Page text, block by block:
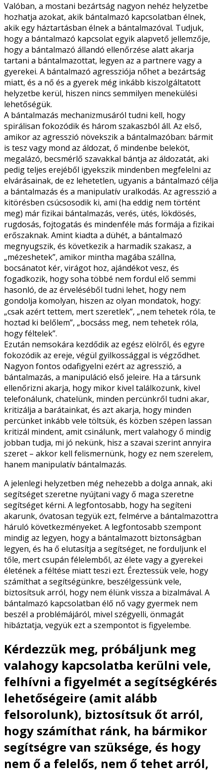
Valóban, a mostani bezártság nagyon nehéz helyzetbe
hozhatja azokat, akik bántalmazó kapcsolatban élnek,
akik egy háztartásban élnek a bántalmazóval. Tudjuk,
hogy a bántalmazó kapcsolat egyik alapvető jellemzője,
hogy a bántalmazó állandó ellenőrzése alatt akarja
tartani a bántalmazottat, legyen az a partnere vagy a
gyerekei. A bántalmazó agressziója nőhet a bezártság
miatt, és a nő és a gyerek még inkább kiszolgáltatott
helyzetbe kerül, hiszen nincs semmilyen menekülési
lehetőségük.
A bántalmazás mechanizmusáról tudni kell, hogy
spirálisan fokozódik és három szakaszból áll. Az első,
amikor az agresszió növekszik a bántalmazóban: bármit
is tesz vagy mond az áldozat, ő mindenbe beleköt,
megalázó, becsmérlő szavakkal bántja az áldozatát, aki
pedig teljes erejéből igyekszik mindenben megfelelni az
elvárásainak, de ez lehetetlen, ugyanis a bántalmazó célja
a bántalmazás és a manipulatív uralkodás. Az agresszió a
kitörésben csúcsosodik ki, ami (ha eddig nem történt
meg) már fizikai bántalmazás, verés, ütés, lökdösés,
rugdosás, fojtogatás és mindenféle más formája a fizikai
erőszaknak. Amint kiadta a dühét, a bántalmazó
megnyugszik, és következik a harmadik szakasz, a
„mézeshetek”, amikor mintha magába szállna,
bocsánatot kér, virágot hoz, ajándékot vesz, és
fogadkozik, hogy soha többé nem fordul elő semmi
hasonló, de az érveléséből tudni lehet, hogy nem
gondolja komolyan, hiszen az olyan mondatok, hogy:
„csak azért tettem, mert szeretlek”, „nem tehetek róla, te
hoztad ki belőlem”, „bocsáss meg, nem tehetek róla,
hogy féltelek”.
Ezután nemsokára kezdődik az egész elölről, és egyre
fokozódik az ereje, végül gyilkossággal is végződhet.
Nagyon fontos odafigyelni ezért az agresszió, a
bántalmazás, a manipuláció első jeleire. Ha a társunk
ellenőrizni akarja, hogy mikor kivel találkozunk, kivel
telefonálunk, chatelünk, minden percünkről tudni akar,
kritizálja a barátainkat, és azt akarja, hogy minden
percünket inkább vele töltsük, és közben szépen lassan
kritizál mindent, amit csinálunk, mert valahogy ő mindig
jobban tudja, mi jó nekünk, hisz a szavai szerint annyira
szeret – akkor kell felismernünk, hogy ez nem szerelem,
hanem manipulatív bántalmazás.
A jelenlegi helyzetben még nehezebb a dolga annak, aki
segítséget szeretne nyújtani vagy ő maga szeretne
segítséget kérni. A legfontosabb, hogy ha segíteni
akarunk, óvatosan tegyük ezt, felmérve a bántalmazottra
háruló következményeket. A legfontosabb szempont
mindig az legyen, hogy a bántalmazott biztonságban
legyen, és ha ő elutasítja a segítséget, ne forduljunk el
tőle, mert csupán félelemből, az élete vagy a gyerekei
életének a féltése miatt teszi ezt. Éreztessük vele, hogy
számíthat a segítségünkre, beszélgessünk vele,
biztosítsuk arról, hogy nem élünk vissza a bizalmával. A
bántalmazó kapcsolatban élő nő vagy gyermek nem
beszél a problémájáról, mivel szégyelli, önmagát
hibáztatja, vegyük ezt a szempontot is figyelembe.
Kérdezzük meg, próbáljunk meg
valahogy kapcsolatba kerülni vele,
felhívni a figyelmét a segítségkérés
lehetőségeire (amit alább
felsorolunk), biztosítsuk őt arról,
hogy számíthat ránk, ha bármikor
segítségre van szüksége, és hogy
nem ő a felelős, nem ő tehet arról,